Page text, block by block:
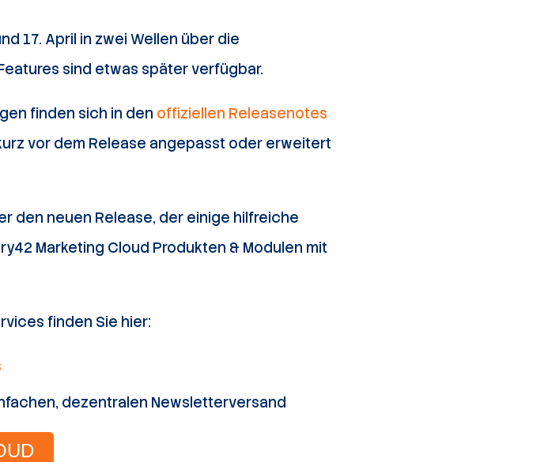
17. April in zwei Wellen über die
sind etwas später verfügbar.
finden sich in den offiziellen Releasenotes
vor dem Release angepasst oder erweitert
den neuen Release, der einige hilfreiche
Marketing Cloud Produkten & Modulen mit
finden Sie hier:
dezentralen Newsletterversand